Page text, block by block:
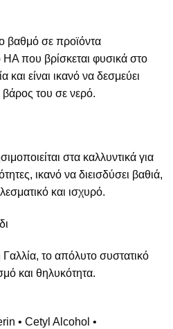
βαθμό σε προϊόντα
που βρίσκεται φυσικά στο
είναι ικανό να δεσμεύει
του σε νερό.
στα καλλυντικά για
ικανό να διεισδύσει βαθιά,
και ισχυρό.
το απόλυτο συστατικό
και θηλυκότητα.
• Cetyl Alcohol •